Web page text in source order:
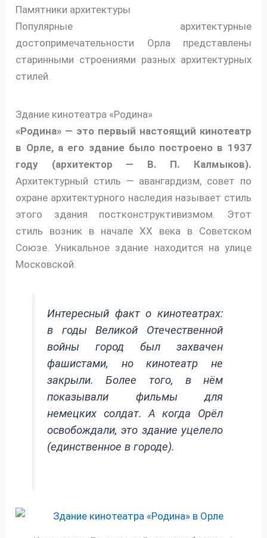
Памятники архитектуры
Популярные архитектурные
достопримечательности Орла представлены
старинными строениями разных архитектурных
стилей.
Здание кинотеатра «Родина»
«Родина» — это первый настоящий кинотеатр
в Орле, а его здание было построено в 1937
году (архитектор — В. П. Калмыков).
Архитектурный стиль — авангардизм, совет по
охране архитектурного наследия называет стиль
этого здания постконструктивизмом. Этот
стиль возник в начале XX века в Советском
Союзе. Уникальное здание находится на улице
Московской.
Интересный факт о кинотеатрах:
в годы Великой Отечественной
войны город был захвачен
фашистами, но кинотеатр не
закрыли. Более того, в нём
показывали фильмы для
немецких солдат. А когда Орёл
освобождали, это здание уцелело
(единственное в городе).